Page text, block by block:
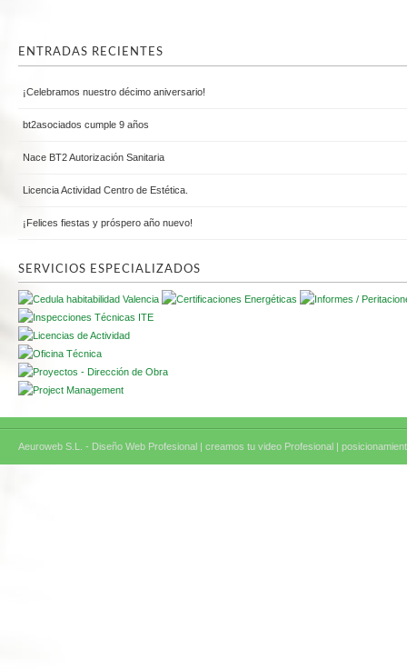
ENTRADAS RECIENTES
¡Celebramos nuestro décimo aniversario!
bt2asociados cumple 9 años
Nace BT2 Autorización Sanitaria
Licencia Actividad Centro de Estética.
¡Felices fiestas y próspero año nuevo!
SERVICIOS ESPECIALIZADOS
Aeuroweb S.L. - Diseño Web Profesional | creamos tu video Profesional |